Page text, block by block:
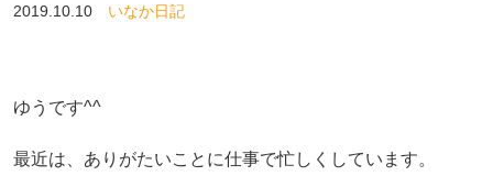
2019.10.10 いなか日記
ゆうです^^
最近は、ありがたいことに仕事で忙しくしています。